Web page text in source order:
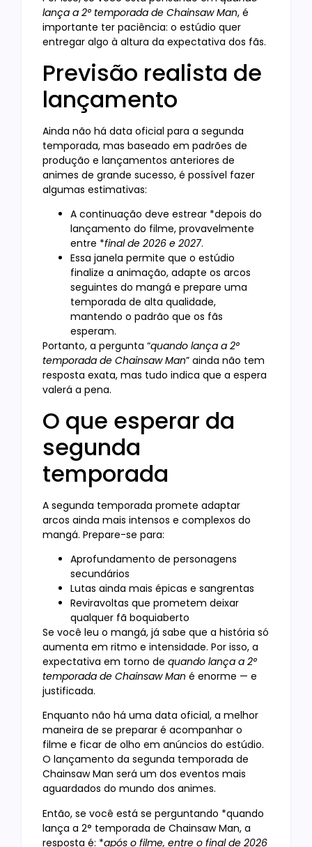
lança a 2° temporada de Chainsaw Man, é
importante ter paciência: o estúdio quer
entregar algo à altura da expectativa dos fãs.
Previsão realista de
lançamento
Ainda não há data oficial para a segunda
temporada, mas baseado em padrões de
produção e lançamentos anteriores de
animes de grande sucesso, é possível fazer
algumas estimativas:
A continuação deve estrear *depois do
lançamento do filme, provavelmente
entre *final de 2026 e 2027.
Essa janela permite que o estúdio
finalize a animação, adapte os arcos
seguintes do mangá e prepare uma
temporada de alta qualidade,
mantendo o padrão que os fãs
esperam.
Portanto, a pergunta “quando lança a 2°
temporada de Chainsaw Man” ainda não tem
resposta exata, mas tudo indica que a espera
valerá a pena.
O que esperar da
segunda
temporada
A segunda temporada promete adaptar
arcos ainda mais intensos e complexos do
mangá. Prepare-se para:
Aprofundamento de personagens
secundários
Lutas ainda mais épicas e sangrentas
Reviravoltas que prometem deixar
qualquer fã boquiaberto
Se você leu o mangá, já sabe que a história só
aumenta em ritmo e intensidade. Por isso, a
expectativa em torno de quando lança a 2°
temporada de Chainsaw Man é enorme — e
justificada.
Enquanto não há uma data oficial, a melhor
maneira de se preparar é acompanhar o
filme e ficar de olho em anúncios do estúdio.
O lançamento da segunda temporada de
Chainsaw Man será um dos eventos mais
aguardados do mundo dos animes.
Então, se você está se perguntando *quando
lança a 2° temporada de Chainsaw Man, a
resposta é: *após o filme, entre o final de 2026